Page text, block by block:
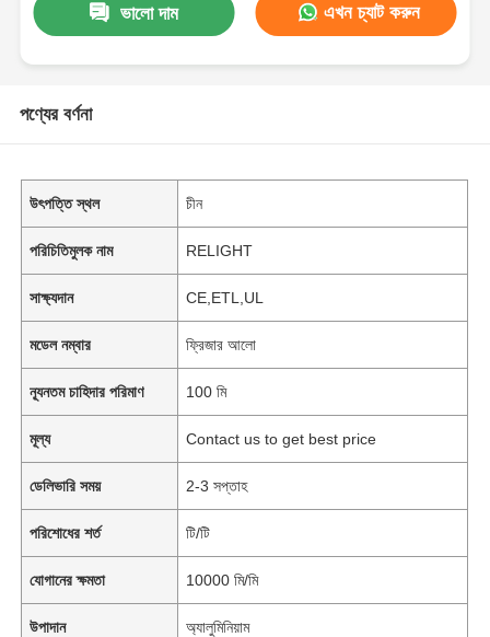
ভালো দাম এখন চ্যাট করুন
পণ্যের বর্ণনা
উৎপত্তি স্থল চীন
পরিচিতিমুলক নাম RELIGHT
সাক্ষ্যদান CE,ETL,UL
মডেল নম্বার ফ্রিজার আলো
ন্যূনতম চাহিদার পরিমাণ 100 মি
মূল্য Contact us to get best price
ডেলিভারি সময় 2-3 সপ্তাহ
পরিশোধের শর্ত টি/টি
যোগানের ক্ষমতা 10000 মি/মি
উপাদান অ্যালুমিনিয়াম